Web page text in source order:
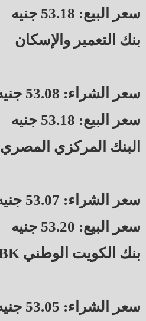
سعر البيع: 53.18 جنيه
بنك التعمير والإسكان
سعر الشراء: 53.08 جنيه
سعر البيع: 53.18 جنيه
البنك المركزي المصري
سعر الشراء: 53.07 جنيه
سعر البيع: 53.20 جنيه
بنك الكويت الوطني NBK
سعر الشراء: 53.05 جنيه